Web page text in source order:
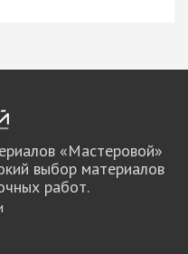
«Мастеровой»
выбор материалов
работ.